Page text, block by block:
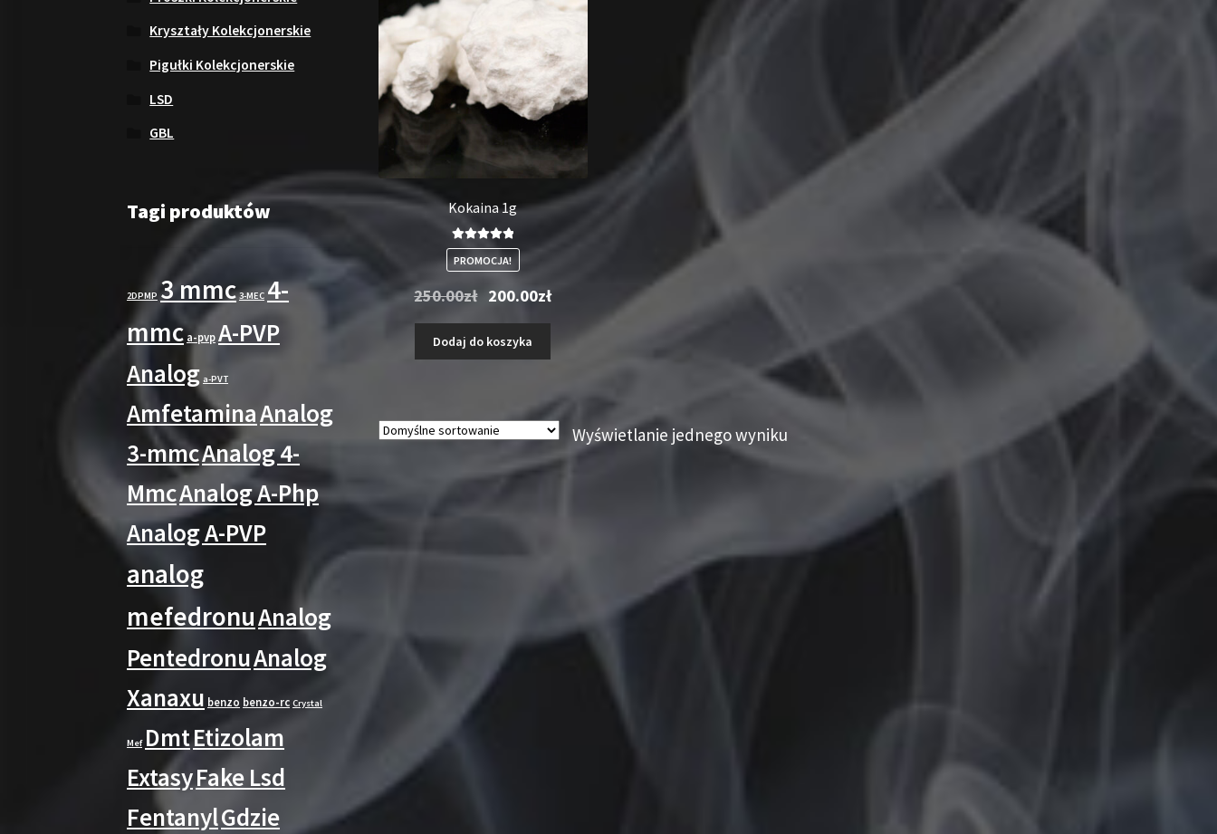
Kokaina 1g
Oceniono
5.00na 5
PROMOCJA!
250.00zł
Pierwotna
250.00zł.
200.00złAktualna
Dodaj do koszyka
Wyświetlanie jednego wyniku
Kryształy Kolekcjonerskie
Pigułki Kolekcjonerskie
LSD
GBL
Tagi produktów
2DPMP 3 mmc 3-MEC 4-
mmc a-pvpA-PVP
Analog a-PVT
AmfetaminaAnalog
3-mmcAnalog 4-
MmcAnalog A-Php
Analog A-PVP
analog
mefedronuAnalog
PentedronuAnalog
Xanaxu benzo benzo-rc Crystal
Mef DmtEtizolam
ExtasyFake Lsd
FentanylGdzie